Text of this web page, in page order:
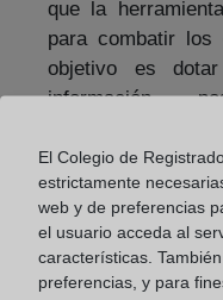
que la
para combatir
objetivo es
información
abandonar sus
supone
emergencia, han
recurrir a la
geográfico que
El Colegio de
estrictamente
web y de preferencias
el usuario acceda al
características.
preferencias, y para